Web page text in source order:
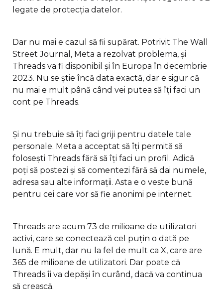
legate de protecția datelor.
Dar nu mai e cazul să fii supărat. Potrivit The Wall
Street Journal, Meta a rezolvat problema, și
Threads va fi disponibil și în Europa în decembrie
2023. Nu se știe încă data exactă, dar e sigur că
nu mai e mult până când vei putea să îți faci un
cont pe Threads.
Și nu trebuie să îți faci griji pentru datele tale
personale. Meta a acceptat să îți permită să
folosești Threads fără să îți faci un profil. Adică
poți să postezi și să comentezi fără să dai numele,
adresa sau alte informații. Asta e o veste bună
pentru cei care vor să fie anonimi pe internet.
Threads are acum 73 de milioane de utilizatori
activi, care se conectează cel puțin o dată pe
lună. E mult, dar nu la fel de mult ca X, care are
365 de milioane de utilizatori. Dar poate că
Threads îi va depăși în curând, dacă va continua
să crească.